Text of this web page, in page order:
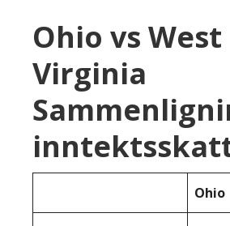
Ohio vs West
Virginia
Ohio